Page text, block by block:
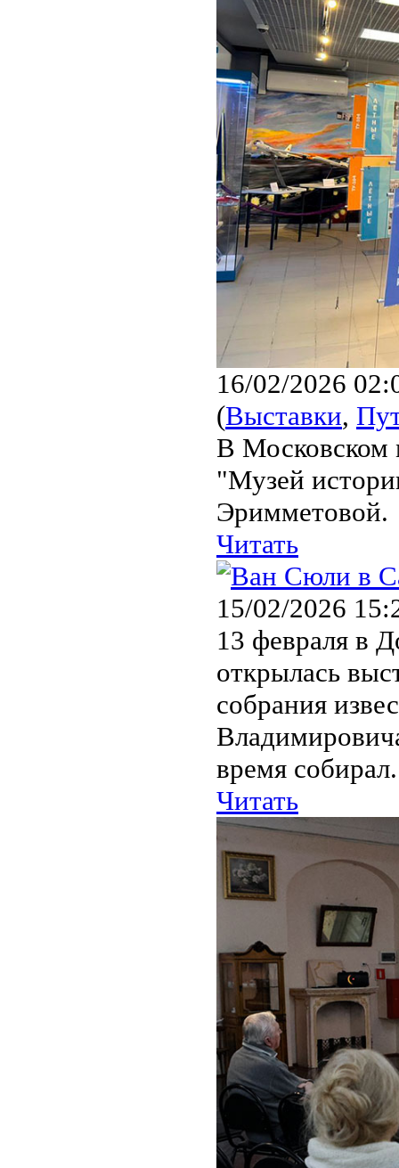
16/02/2026
(Выставки,
В Московском
"Музей
Эримметовой.
Читать
15/02/2026
13 февраля в
открылась
собрания
время
Читать